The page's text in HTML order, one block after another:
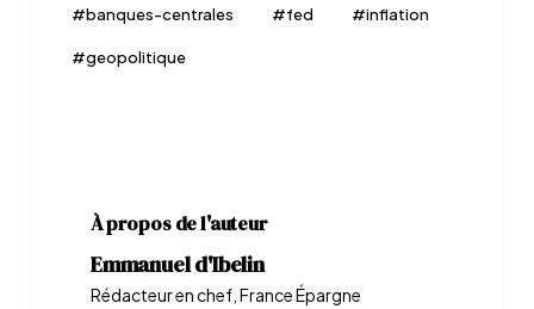
#banques-centrales #fed #inflation
#geopolitique
À propos de l'auteur
Emmanuel d'Ibelin
Rédacteur en chef, France Épargne